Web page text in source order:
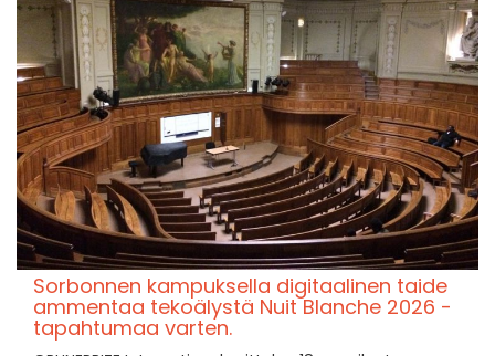
Sorbonnen kampuksella digitaalinen taide
ammentaa tekoälystä Nuit Blanche 2026 -
tapahtumaa varten.